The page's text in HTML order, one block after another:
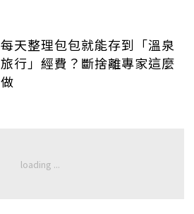
每天整理包包就能存到「溫泉
旅行」經費？斷捨離專家這麼
做